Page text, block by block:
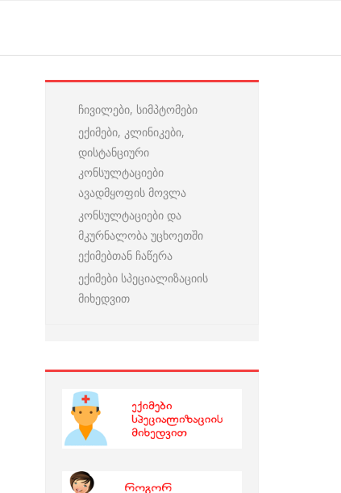
ჩივილები, სიმპტომები
ექიმები, კლინიკები,
დისტანციური
კონსულტაციები
ავადმყოფის მოვლა
კონსულტაციები და
მკურნალობა უცხოეთში
ექიმებთან ჩაწერა
ექიმები სპეციალიზაციის
მიხედვით